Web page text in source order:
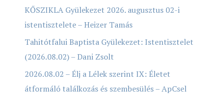
KŐSZIKLA Gyülekezet 2026. augusztus 02-i
istentisztelete – Heizer Tamás
Tahitótfalui Baptista Gyülekezet: Istentisztelet
(2026.08.02) – Dani Zsolt
2026.08.02 – Élj a Lélek szerint IX: Életet
átformáló találkozás és szembesülés – ApCsel